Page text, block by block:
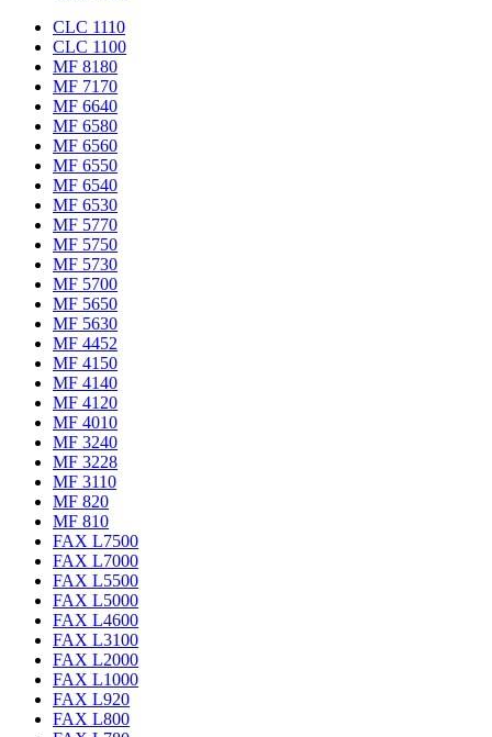
CLC 1110
CLC 1100
MF 8180
MF 7170
MF 6640
MF 6580
MF 6560
MF 6550
MF 6540
MF 6530
MF 5770
MF 5750
MF 5730
MF 5700
MF 5650
MF 5630
MF 4452
MF 4150
MF 4140
MF 4120
MF 4010
MF 3240
MF 3228
MF 3110
MF 820
MF 810
FAX L7500
FAX L7000
FAX L5500
FAX L5000
FAX L4600
FAX L3100
FAX L2000
FAX L1000
FAX L920
FAX L800